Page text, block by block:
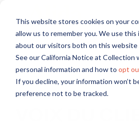
This website stores cookies on your
allow us to remember you. We use
about our visitors both on this website
See our California Notice at Collection
personal information and how to opt
If you decline, your information won’t
preference not to be tracked.
Webinar